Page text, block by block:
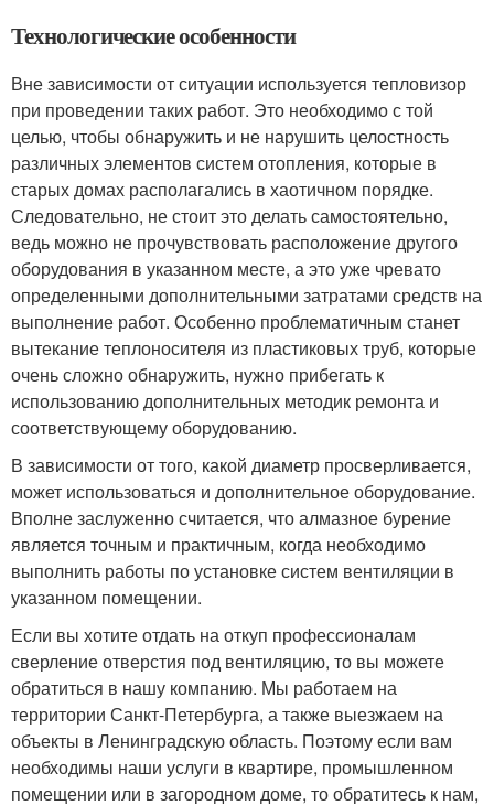
Технологические особенности
Вне зависимости от ситуации используется тепловизор
при проведении таких работ. Это необходимо с той
целью, чтобы обнаружить и не нарушить целостность
различных элементов систем отопления, которые в
старых домах располагались в хаотичном порядке.
Следовательно, не стоит это делать самостоятельно,
ведь можно не прочувствовать расположение другого
оборудования в указанном месте, а это уже чревато
определенными дополнительными затратами средств на
выполнение работ. Особенно проблематичным станет
вытекание теплоносителя из пластиковых труб, которые
очень сложно обнаружить, нужно прибегать к
использованию дополнительных методик ремонта и
соответствующему оборудованию.
В зависимости от того, какой диаметр просверливается,
может использоваться и дополнительное оборудование.
Вполне заслуженно считается, что алмазное бурение
является точным и практичным, когда необходимо
выполнить работы по установке систем вентиляции в
указанном помещении.
Если вы хотите отдать на откуп профессионалам
сверление отверстия под вентиляцию, то вы можете
обратиться в нашу компанию. Мы работаем на
территории Санкт-Петербурга, а также выезжаем на
объекты в Ленинградскую область. Поэтому если вам
необходимы наши услуги в квартире, промышленном
помещении или в загородном доме, то обратитесь к нам,